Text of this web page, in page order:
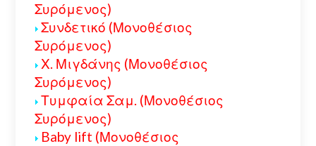
Συρόμενος)
Συνδετικό (Μονοθέσιος
Συρόμενος)
Χ. Μιγδάνης (Μονοθέσιος
Συρόμενος)
Τυμφαία Σαμ. (Μονοθέσιος
Συρόμενος)
Baby lift (Μονοθέσιος